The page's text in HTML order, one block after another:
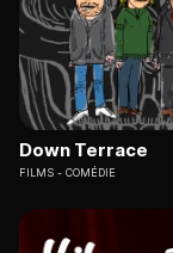
Down Terrace
FILMS COMÉDIE